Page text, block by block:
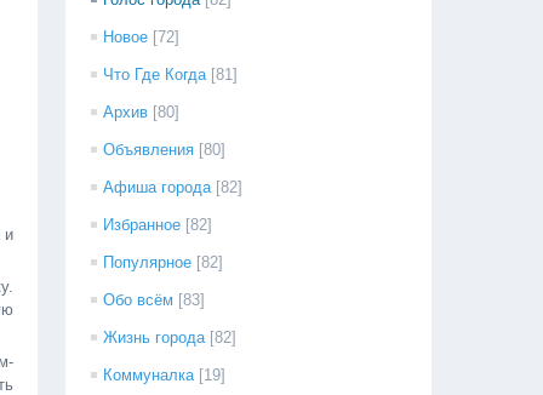
и
Новое [72]
Что Где Когда [81]
Архив [80]
Объявления [80]
Афиша города [82]
Избранное [82]
Популярное [82]
Обо всём [83]
Жизнь города [82]
Коммуналка [19]